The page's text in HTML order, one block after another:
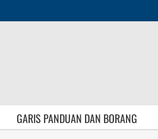
GARIS PANDUAN DAN BORANG